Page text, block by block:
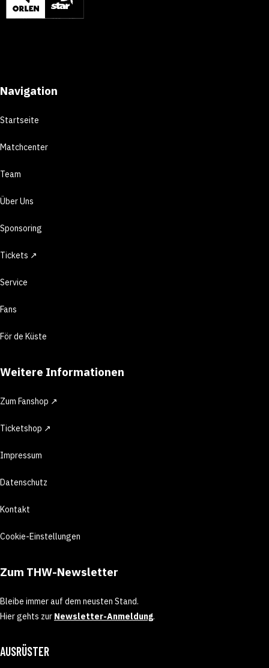
Navigation
Startseite
Matchcenter
Team
Über Uns
Sponsoring
Tickets ↗
Service
Fans
För de Küste
Weitere Informationen
Zum Fanshop ↗
Ticketshop ↗
Impressum
Datenschutz
Kontakt
Cookie-Einstellungen
Zum THW-Newsletter
Bleibe immer auf dem neusten Stand.
Hier gehts zur Newsletter-Anmeldung.
AUSRÜSTER